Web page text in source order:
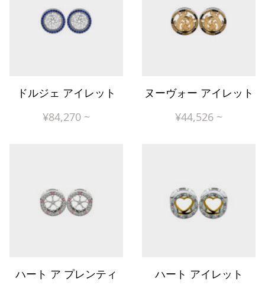
ドルジェ アイレット
¥84,270 ~
ヌーヴォー アイレット
¥44,526 ~
ハート ア プレンティ
ハート アイレット